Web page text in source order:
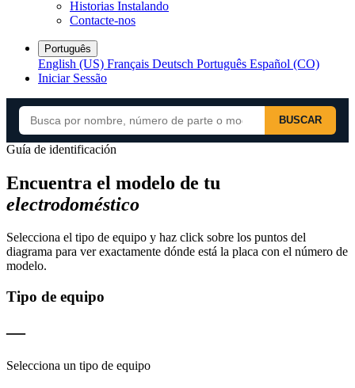
Historias Instalando
Contacte-nos
Português
English (US) Français Deutsch Português Español (CO)
Iniciar Sessão
BUSCAR
Guía de identificación
Encuentra el modelo de tu
electrodoméstico
Selecciona el tipo de equipo y haz click sobre los puntos del
diagrama para ver exactamente dónde está la placa con el número de
modelo.
Tipo de equipo
—
Selecciona un tipo de equipo